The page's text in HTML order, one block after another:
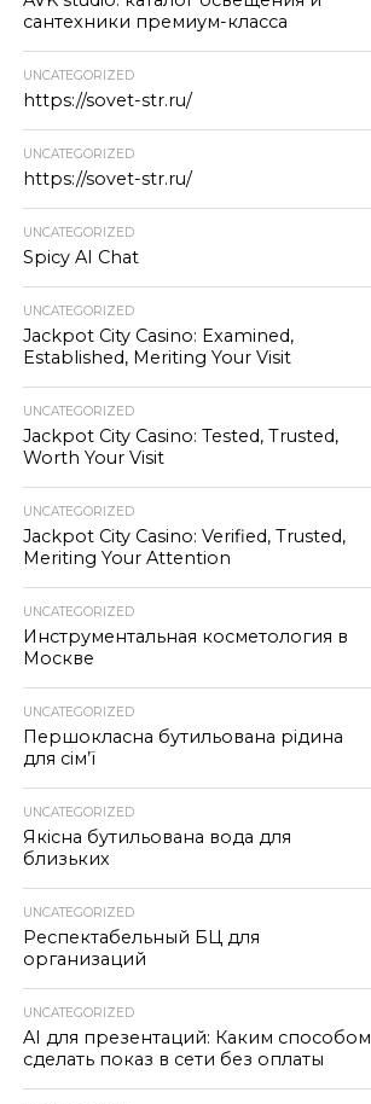
сантехники премиум-класса
UNCATEGORIZED
https://sovet-str.ru/
UNCATEGORIZED
https://sovet-str.ru/
UNCATEGORIZED
Spicy AI Chat
UNCATEGORIZED
Jackpot City Casino: Examined,
Established, Meriting Your Visit
UNCATEGORIZED
Jackpot City Casino: Tested, Trusted,
Worth Your Visit
UNCATEGORIZED
Jackpot City Casino: Verified, Trusted,
Meriting Your Attention
UNCATEGORIZED
Инструментальная косметология в
Москве
UNCATEGORIZED
Першокласна бутильована рідина
для сім’ї
UNCATEGORIZED
Якісна бутильована вода для
близьких
UNCATEGORIZED
Респектабельный БЦ для
организаций
UNCATEGORIZED
AI для презентаций: Каким способом
сделать показ в сети без оплаты